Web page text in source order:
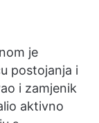
je
postojanja i
i zamjenik
aktivno